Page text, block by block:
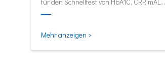
und SAA.
Mehr anzeigen >